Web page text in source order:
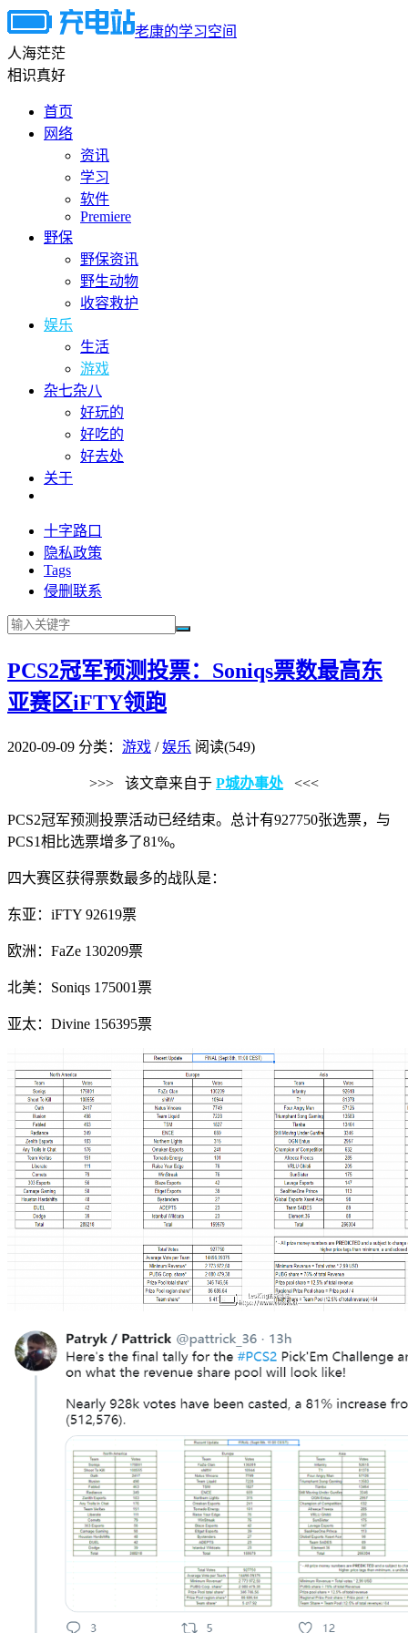
老康的学习空间
人海茫茫
相识真好
首页
网络
资讯
学习
软件
Premiere
野保
野保资讯
野生动物
收容救护
娱乐
生活
游戏
杂七杂八
好玩的
好吃的
好去处
关于
十字路口
隐私政策
Tags
侵删联系
PCS2冠军预测投票：Soniqs票数最高东
亚赛区iFTY领跑
2020-09-09 分类： 游戏 /娱乐 阅读(549)
>>> 该文章来自于 P城办事处 <<<
PCS2冠军预测投票活动已经结束。总计有927750张选票，与
PCS1相比选票增多了81%。
四大赛区获得票数最多的战队是：
东亚：iFTY 92619票
欧洲：FaZe 130209票
北美：Soniqs 175001票
亚太：Divine 156395票